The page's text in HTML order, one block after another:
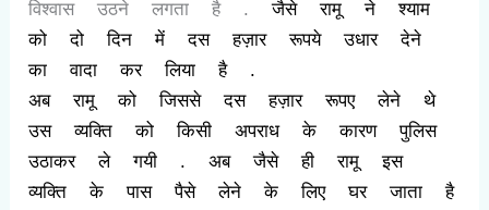
विश्वास उठने लगता है .जैसे रामू ने श्याम
को दो दिन में दस हज़ार रूपये उधार देने
का वादा कर लिया है .
अब रामू को जिससे दस हज़ार रूपए लेने थे
उस व्यक्ति को किसी अपराध के कारण पुलिस
उठाकर ले गयी . अब जैसे ही रामू इस
व्यक्ति के पास पैसे लेने के लिए घर जाता है